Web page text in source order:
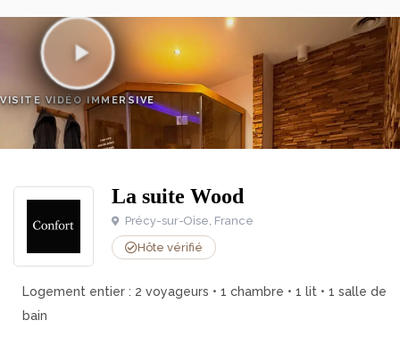
VISITE VIDÉO IMMERSIVE
Hôte vérifié
La suite Wood
Précy-sur-Oise, France
Logement entier : 2 voyageurs • 1 chambre • 1 lit • 1 salle de
bain